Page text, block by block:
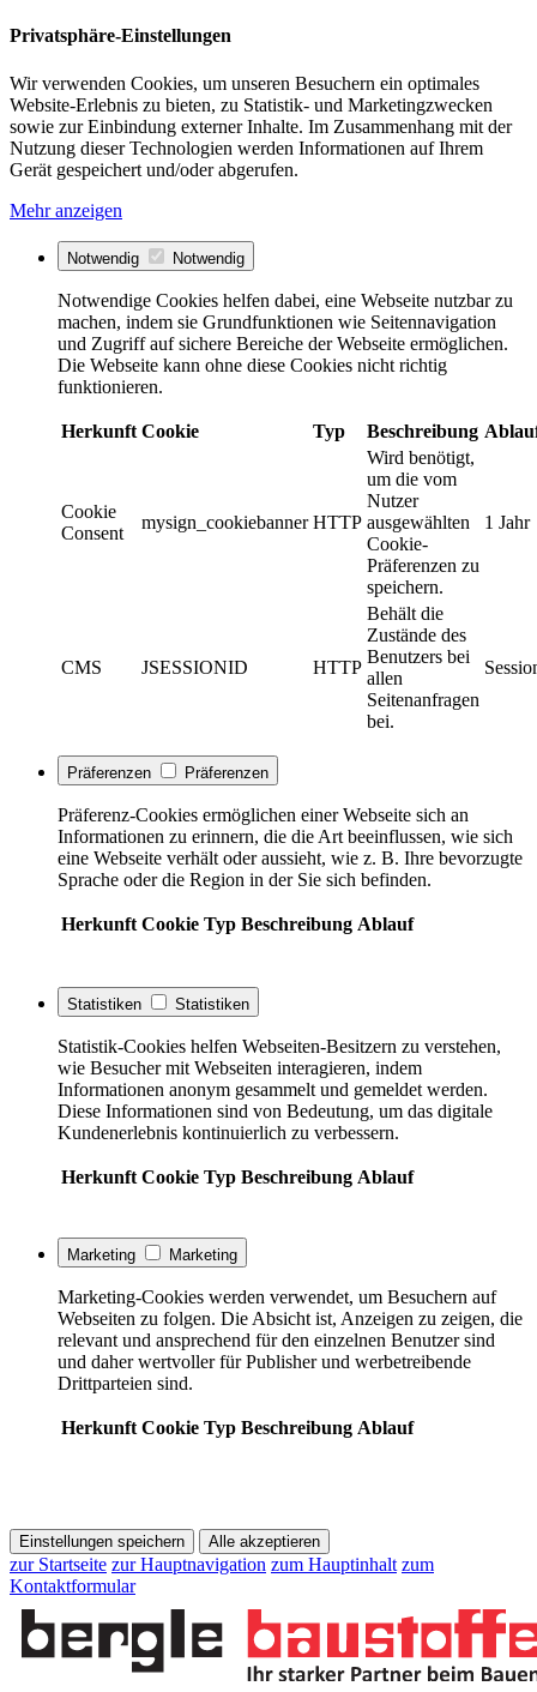
Privatsphäre-Einstellungen
Wir verwenden Cookies, um unseren Besuchern ein optimales
Website-Erlebnis zu bieten, zu Statistik- und Marketingzwecken
sowie zur Einbindung externer Inhalte. Im Zusammenhang mit der
Nutzung dieser Technologien werden Informationen auf Ihrem
Gerät gespeichert und/oder abgerufen.
Mehr anzeigen
Notwendig Notwendig
Notwendige Cookies helfen dabei, eine Webseite nutzbar zu
machen, indem sie Grundfunktionen wie Seitennavigation
und Zugriff auf sichere Bereiche der Webseite ermöglichen.
Die Webseite kann ohne diese Cookies nicht richtig
funktionieren.
Herkunft Cookie Typ Beschreibung
Cookie
Consent
mysign_cookiebanner HTTP
Wird benötigt,
um die vom
Nutzer
ausgewählten
Cookie-
Präferenzen zu
speichern.
1 Jahr
CMS JSESSIONID HTTP
Behält die
Zustände des
Benutzers bei
allen
Seitenanfragen
bei.
Präferenzen Präferenzen
Präferenz-Cookies ermöglichen einer Webseite sich an
Informationen zu erinnern, die die Art beeinflussen, wie sich
eine Webseite verhält oder aussieht, wie z. B. Ihre bevorzugte
Sprache oder die Region in der Sie sich befinden.
Herkunft Cookie Typ Beschreibung Ablauf
Statistiken Statistiken
Statistik-Cookies helfen Webseiten-Besitzern zu verstehen,
wie Besucher mit Webseiten interagieren, indem
Informationen anonym gesammelt und gemeldet werden.
Diese Informationen sind von Bedeutung, um das digitale
Kundenerlebnis kontinuierlich zu verbessern.
Herkunft Cookie Typ Beschreibung Ablauf
Marketing Marketing
Marketing-Cookies werden verwendet, um Besuchern auf
Webseiten zu folgen. Die Absicht ist, Anzeigen zu zeigen, die
relevant und ansprechend für den einzelnen Benutzer sind
und daher wertvoller für Publisher und werbetreibende
Drittparteien sind.
Herkunft Cookie Typ Beschreibung Ablauf
Einstellungen speichern Alle akzeptieren
zur Startseite zur Hauptnavigation zum Hauptinhalt zum
Kontaktformular